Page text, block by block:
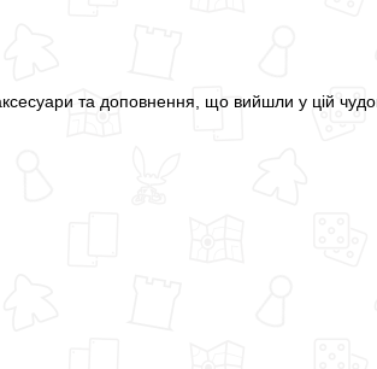
та доповнення, що вийшли у цій